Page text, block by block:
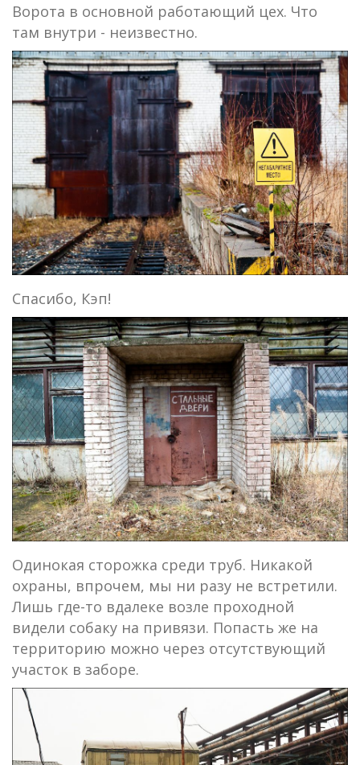
Ворота в основной работающий цех. Что
там внутри - неизвестно.
Спасибо, Кэп!
Одинокая сторожка среди труб. Никакой
охраны, впрочем, мы ни разу не встретили.
Лишь где-то вдалеке возле проходной
видели собаку на привязи. Попасть же на
территорию можно через отсутствующий
участок в заборе.